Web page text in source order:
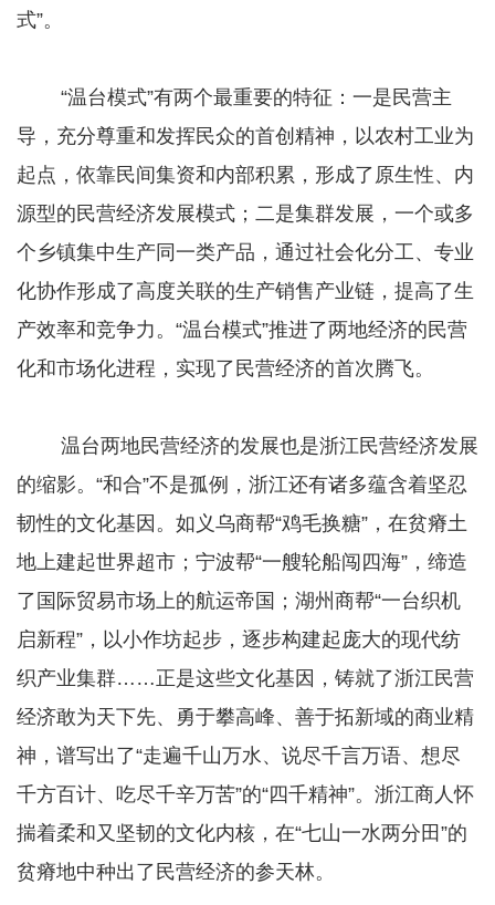
式”。
“温台模式”有两个最重要的特征：一是民营主
导，充分尊重和发挥民众的首创精神，以农村工业为
起点，依靠民间集资和内部积累，形成了原生性、内
源型的民营经济发展模式；二是集群发展，一个或多
个乡镇集中生产同一类产品，通过社会化分工、专业
化协作形成了高度关联的生产销售产业链，提高了生
产效率和竞争力。“温台模式”推进了两地经济的民营
化和市场化进程，实现了民营经济的首次腾飞。
温台两地民营经济的发展也是浙江民营经济发展
的缩影。“和合”不是孤例，浙江还有诸多蕴含着坚忍
韧性的文化基因。如义乌商帮“鸡毛换糖”，在贫瘠土
地上建起世界超市；宁波帮“一艘轮船闯四海”，缔造
了国际贸易市场上的航运帝国；湖州商帮“一台织机
启新程”，以小作坊起步，逐步构建起庞大的现代纺
织产业集群……正是这些文化基因，铸就了浙江民营
经济敢为天下先、勇于攀高峰、善于拓新域的商业精
神，谱写出了“走遍千山万水、说尽千言万语、想尽
千方百计、吃尽千辛万苦”的“四千精神”。浙江商人怀
揣着柔和又坚韧的文化内核，在“七山一水两分田”的
贫瘠地中种出了民营经济的参天林。